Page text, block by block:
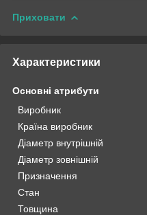
Приховати
Характеристики
Основні атрибути
Виробник
Країна виробник
Діаметр внутрішній
Діаметр зовнішній
Призначення
Стан
Товщина